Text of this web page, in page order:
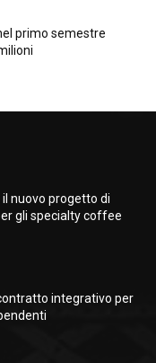
primo semestre
il nuovo progetto di
gli specialty coffee
integrativo per